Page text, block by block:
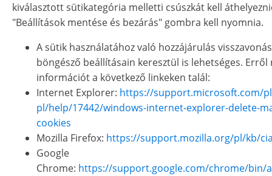
kiválasztott sütikategória melletti csúszkát kell
"Beállítások mentése és bezárás" gombra kell nyomnia.
A sütik használatához való hozzájárulás
böngésző beállításain keresztül is lehetséges. Erről
információt a következő linkeken talál:
Internet Explorer: https://support.microsoft.com/
pl/help/17442/windows-internet-explorer-delete-
cookies
Mozilla Firefox: https://support.mozilla.org/pl/kb/
Google
Chrome: https://support.google.com/chrome/bin/